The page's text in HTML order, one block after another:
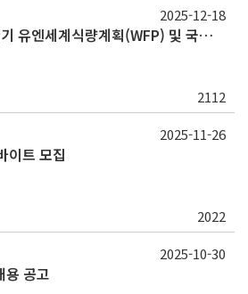
[인턴십] 2026년 상반기 유엔세계식량계획(WFP) 및 국제농업개발기금(IFAD) 인턴십 프로그램 참가자 모집
2112
2025-12-18
이트 모집
2022
2025-11-26
공고
2025-10-30